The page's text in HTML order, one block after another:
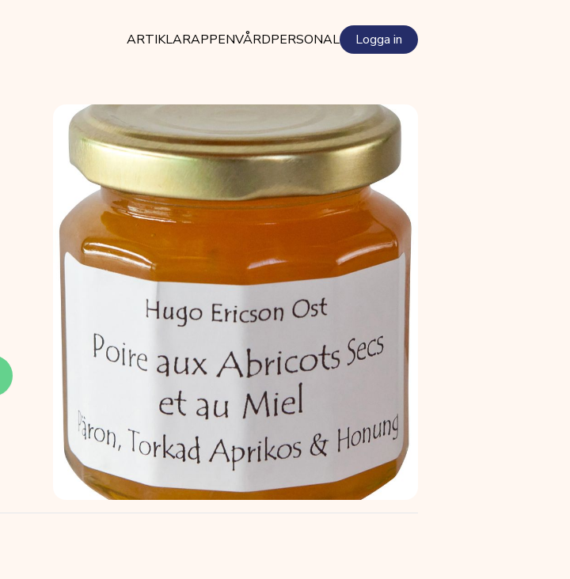
ARTIKLARAPPENVÅRDPERSONAL Logga in